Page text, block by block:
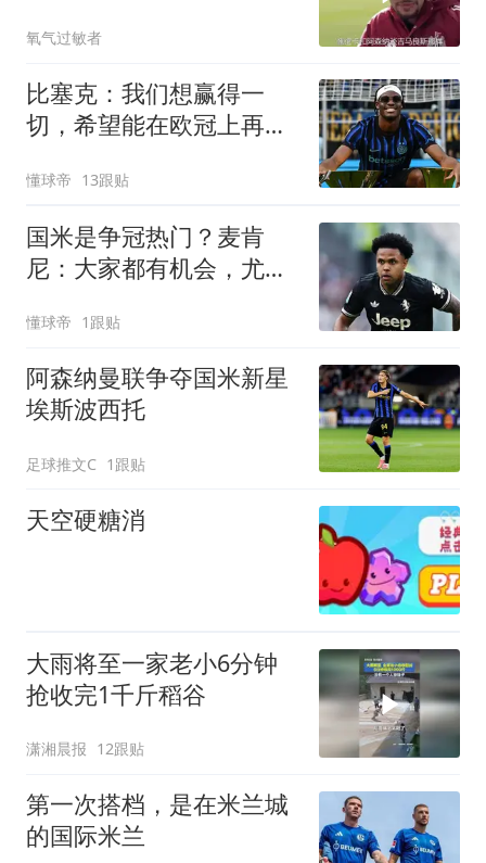
氧气过敏者
比塞克：我们想赢得一
切，希望能在欧冠上再进
懂球帝 13跟贴
国米是争冠热门？麦肯
尼：大家都有机会，尤文
懂球帝 1跟贴
阿森纳曼联争夺国米新星
埃斯波西托
足球推文C 1跟贴
天空硬糖消
大雨将至一家老小6分钟
抢收完1千斤稻谷
潇湘晨报 12跟贴
第一次搭档，是在米兰城
的国际米兰